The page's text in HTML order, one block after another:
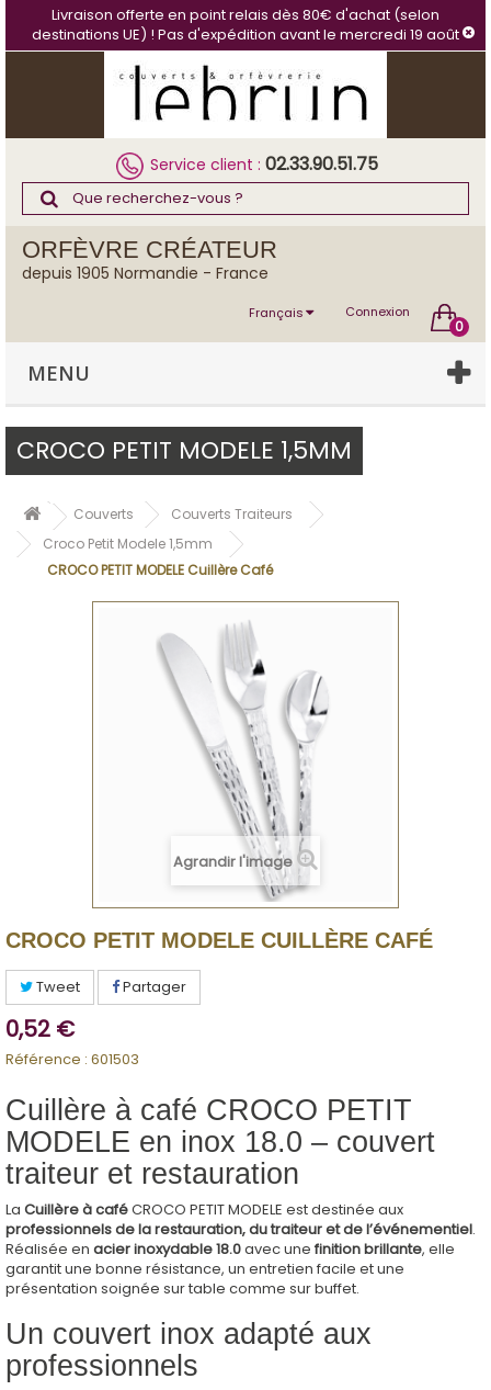
Livraison offerte en point relais dès 80€ d'achat (selon
destinations UE) ! Pas d'expédition avant le mercredi 19 août
Service client : 02.33.90.51.75
ORFÈVRE CRÉATEUR
depuis 1905 Normandie - France
0
Connexion
Français
MENU
CROCO PETIT MODELE 1,5MM
Couverts
Couverts Traiteurs
Croco Petit Modele 1,5mm
CROCO PETIT MODELE Cuillère Café
Agrandir l'image
CROCO PETIT MODELE CUILLÈRE CAFÉ
Tweet Partager
0,52 €
Référence : 601503
Cuillère à café CROCO PETIT
MODELE en inox 18.0 – couvert
traiteur et restauration
La Cuillère à caféCROCO PETIT MODELE est destinée aux
professionnels de la restauration, du traiteur et de l’événementiel.
Réalisée en acier inoxydable 18.0avec une finition brillante, elle
garantit une bonne résistance, un entretien facile et une
présentation soignée sur table comme sur buffet.
Un couvert inox adapté aux
professionnels
Panneau de gestion des cookies